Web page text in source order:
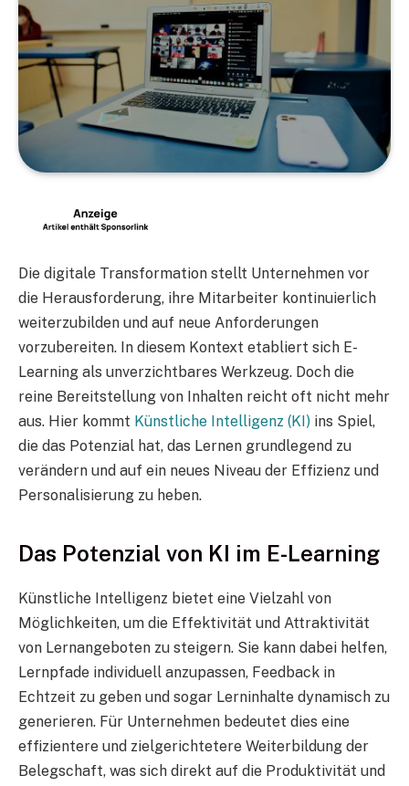
Die digitale Transformation stellt Unternehmen vor
die Herausforderung, ihre Mitarbeiter kontinuierlich
weiterzubilden und auf neue Anforderungen
vorzubereiten. In diesem Kontext etabliert sich E-
Learning als unverzichtbares Werkzeug. Doch die
reine Bereitstellung von Inhalten reicht oft nicht mehr
aus. Hier kommt Künstliche Intelligenz (KI) ins Spiel,
die das Potenzial hat, das Lernen grundlegend zu
verändern und auf ein neues Niveau der Effizienz und
Personalisierung zu heben.
Das Potenzial von KI im E-Learning
Künstliche Intelligenz bietet eine Vielzahl von
Möglichkeiten, um die Effektivität und Attraktivität
von Lernangeboten zu steigern. Sie kann dabei helfen,
Lernpfade individuell anzupassen, Feedback in
Echtzeit zu geben und sogar Lerninhalte dynamisch zu
generieren. Für Unternehmen bedeutet dies eine
effizientere und zielgerichtetere Weiterbildung der
Belegschaft, was sich direkt auf die Produktivität und